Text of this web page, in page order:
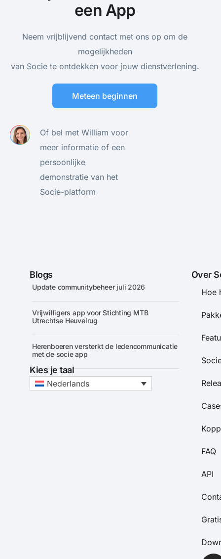
een App
Neem vrijblijvend contact met ons op om de
mogelijkheden
van Socie te ontdekken voor jouw dienstverlening.
Meteen beginnen
Of bel met William voor
meer informatie of een
persoonlijke
demonstratie van het
Socie-platform
Blogs
Update communitybeheer juli 2026
Vrijwilligers app voor Stichting MTB
Utrechtse Heuvelrug
Herenboeren versterkt de ledencommunicatie
met de socie app
Kies je taal
Nederlands
Over
Hoe
FAQ
API